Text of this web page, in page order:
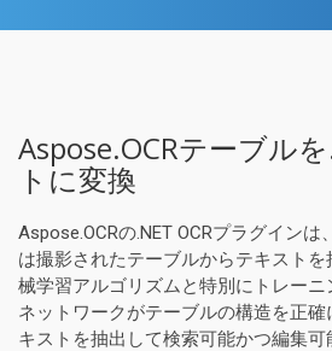
Aspose.OCRテーブル
トに変換
Aspose.OCRの.NET OCRプラグイン
は撮影されたテーブルからテキスト
械学習アルゴリズムと特別にトレー
ネットワークがテーブルの構造を正
キストを抽出して検索可能かつ編集可